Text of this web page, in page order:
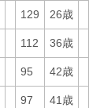
129 26歳
112 36歳
95 42歳
97 41歳